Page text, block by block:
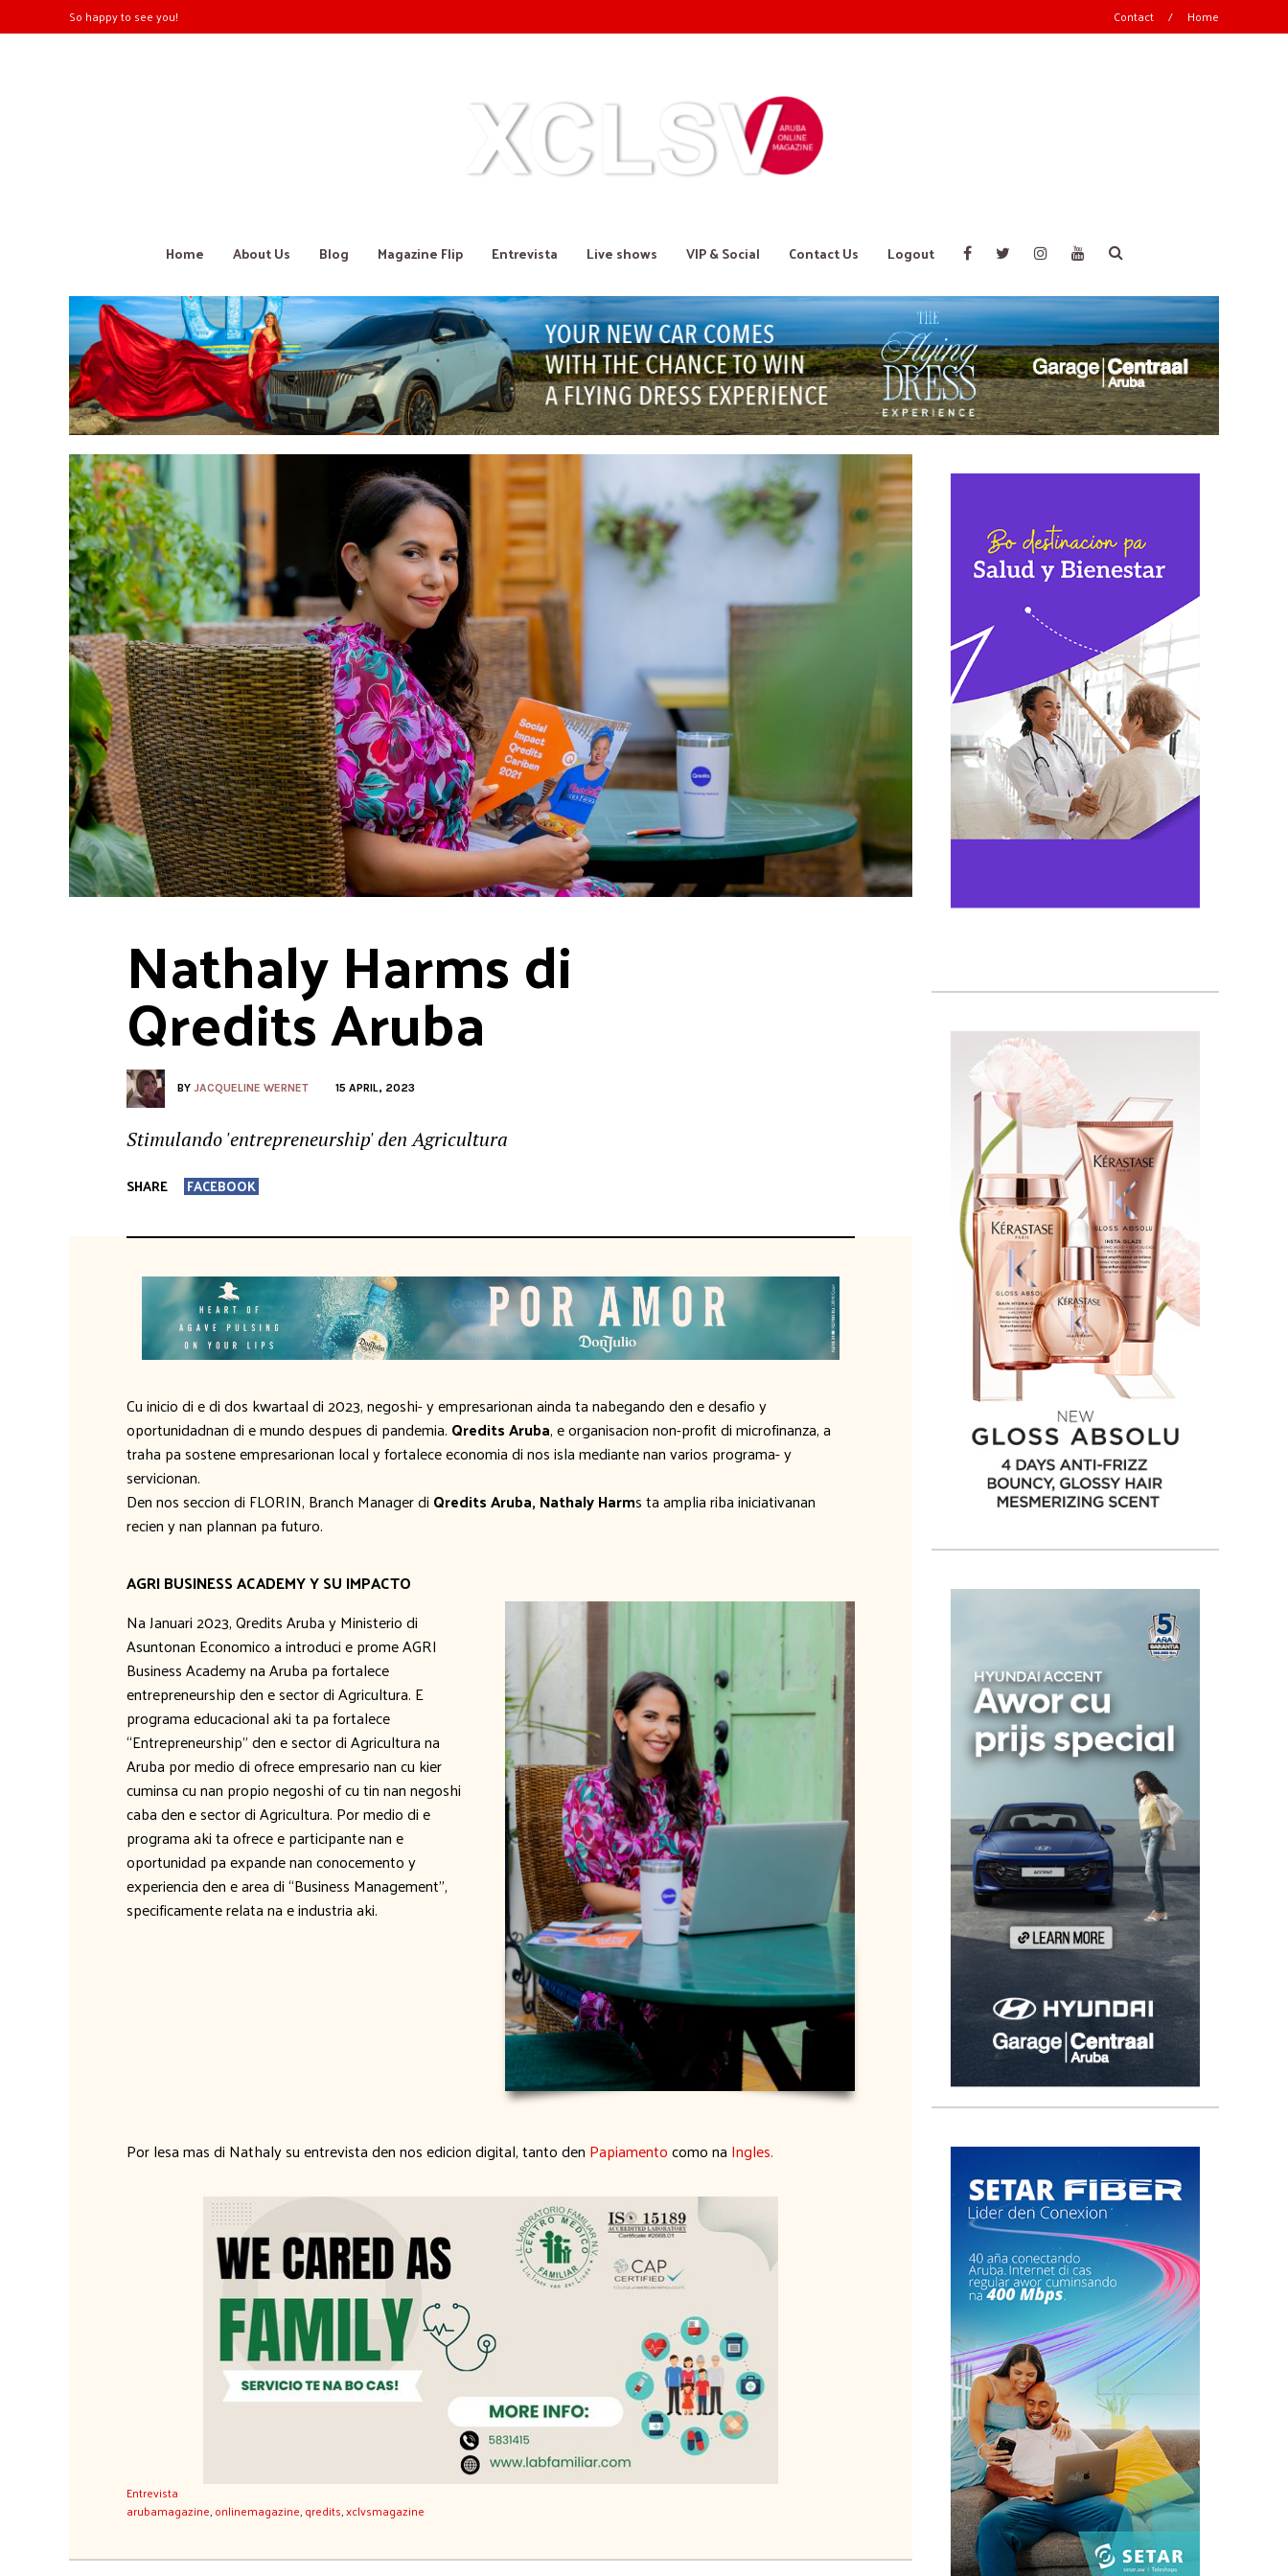
So happy to see you! Contact / Home
Home About Us Blog Magazine Flip Entrevista Live shows VIP & Social Contact Us Logout
Nathaly Harms di
Qredits Aruba
BY JACQUELINE WERNET 15 APRIL, 2023
Stimulando 'entrepreneurship' den Agricultura
SHARE FACEBOOK
Cu inicio di e di dos kwartaal di 2023, negoshi- y empresarionan ainda ta nabegando den e desafio y
oportunidadnan di e mundo despues di pandemia. Qredits Aruba, e organisacion non-profit di microfinanza, a
traha pa sostene empresarionan local y fortalece economia di nos isla mediante nan varios programa- y
servicionan.
Den nos seccion di FLORIN, Branch Manager di Qredits Aruba, Nathaly Harms ta amplia riba iniciativanan
recien y nan plannan pa futuro.
AGRI BUSINESS ACADEMY Y SU IMPACTO
Na Januari 2023, Qredits Aruba y Ministerio di
Asuntonan Economico a introduci e prome AGRI
Business Academy na Aruba pa fortalece
entrepreneurship den e sector di Agricultura. E
programa educacional aki ta pa fortalece
“Entrepreneurship” den e sector di Agricultura na
Aruba por medio di ofrece empresario nan cu kier
cuminsa cu nan propio negoshi of cu tin nan negoshi
caba den e sector di Agricultura. Por medio di e
programa aki ta ofrece e participante nan e
oportunidad pa expande nan conocemento y
experiencia den e area di “Business Management”,
specificamente relata na e industria aki.
Por lesa mas di Nathaly su entrevista den nos edicion digital, tanto den Papiamentocomo na Ingles.
Entrevista
arubamagazine,onlinemagazine,qredits,xclvsmagazine